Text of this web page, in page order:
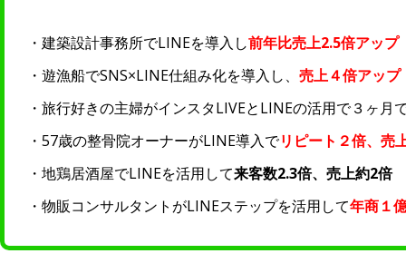
・建築設計事務所でLINEを導入し前年比売上2.5倍アップ
・遊漁船でSNS×LINE仕組み化を導入し、 売上４倍アップ
・旅行好きの主婦がインスタLIVEとLINEの活用で３ヶ月
・57歳の整骨院オーナーがLINE導入でリピート２倍、売
・地鶏居酒屋でLINEを活用して来客数2.3倍、売上約2倍
・物販コンサルタントがLINEステップを活用して年商１